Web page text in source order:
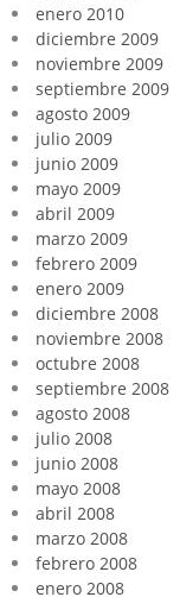
enero 2010
diciembre 2009
noviembre 2009
septiembre 2009
agosto 2009
julio 2009
junio 2009
mayo 2009
abril 2009
marzo 2009
febrero 2009
enero 2009
diciembre 2008
noviembre 2008
octubre 2008
septiembre 2008
agosto 2008
julio 2008
junio 2008
mayo 2008
abril 2008
marzo 2008
febrero 2008
enero 2008